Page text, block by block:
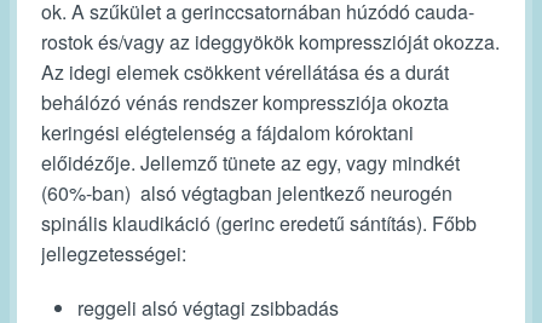
ok. A szűkület a gerinccsatornában húzódó cauda-
rostok és/vagy az ideggyökök kompresszióját okozza.
Az idegi elemek csökkent vérellátása és a durát
behálózó vénás rendszer kompressziója okozta
keringési elégtelenség a fájdalom kóroktani
előidézője. Jellemző tünete az egy, vagy mindkét
(60%-ban) alsó végtagban jelentkező neurogén
spinális klaudikáció (gerinc eredetű sántítás). Főbb
jellegzetességei:
reggeli alsó végtagi zsibbadás